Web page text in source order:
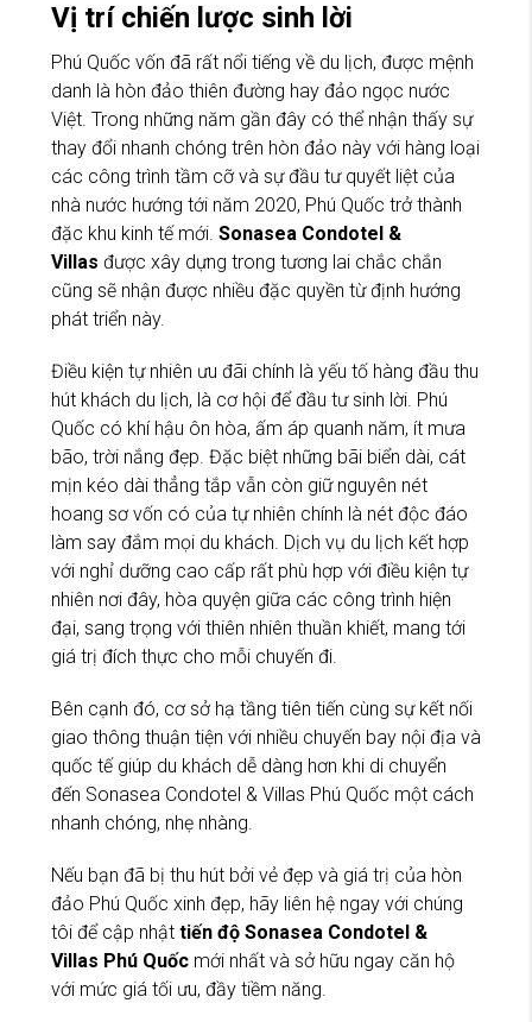
Vị trí chiến lược sinh lời
Phú Quốc vốn đã rất nổi tiếng về du lịch, được mệnh
danh là hòn đảo thiên đường hay đảo ngọc nước
Việt. Trong những năm gần đây có thể nhận thấy sự
thay đổi nhanh chóng trên hòn đảo này với hàng loại
các công trình tầm cỡ và sự đầu tư quyết liệt của
nhà nước hướng tới năm 2020, Phú Quốc trở thành
đặc khu kinh tế mới. Sonasea Condotel &
Villas được xây dựng trong tương lai chắc chắn
cũng sẽ nhận được nhiều đặc quyền từ định hướng
phát triển này.
Điều kiện tự nhiên ưu đãi chính là yếu tố hàng đầu thu
hút khách du lịch, là cơ hội để đầu tư sinh lời. Phú
Quốc có khí hậu ôn hòa, ấm áp quanh năm, ít mưa
bão, trời nắng đẹp. Đặc biệt những bãi biển dài, cát
mịn kéo dài thẳng tắp vẫn còn giữ nguyên nét
hoang sơ vốn có của tự nhiên chính là nét độc đáo
làm say đắm mọi du khách. Dịch vụ du lịch kết hợp
với nghỉ dưỡng cao cấp rất phù hợp với điều kiện tự
nhiên nơi đây, hòa quyện giữa các công trình hiện
đại, sang trọng với thiên nhiên thuần khiết, mang tới
giá trị đích thực cho mỗi chuyến đi.
Bên cạnh đó, cơ sở hạ tầng tiên tiến cùng sự kết nối
giao thông thuận tiện với nhiều chuyến bay nội địa và
quốc tế giúp du khách dễ dàng hơn khi di chuyển
đến Sonasea Condotel & Villas Phú Quốc một cách
nhanh chóng, nhẹ nhàng.
Nếu bạn đã bị thu hút bởi vẻ đẹp và giá trị của hòn
đảo Phú Quốc xinh đẹp, hãy liên hệ ngay với chúng
tôi để cập nhật tiến độ Sonasea Condotel &
Villas Phú Quốc mới nhất và sở hữu ngay căn hộ
với mức giá tối ưu, đầy tiềm năng.